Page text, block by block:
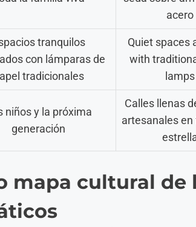
acero
tranquilos
con lámparas de
tradicionales
Quiet spaces
with
lamps
niños y la próxima
generación
Calles llenas
artesanales en
mapa cultural de